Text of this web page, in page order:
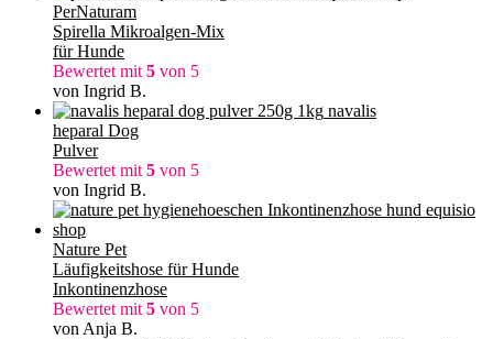
PerNaturam
Spirella Mikroalgen-Mix
für Hunde
Bewertet mit 5 von 5
von Ingrid B.
navalis
heparal Dog
Pulver
Bewertet mit 5 von 5
von Ingrid B.
Nature Pet
Läufigkeitshose für Hunde
Inkontinenzhose
Bewertet mit 5 von 5
von Anja B.